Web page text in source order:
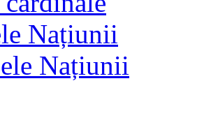
Națiunii
Națiunii